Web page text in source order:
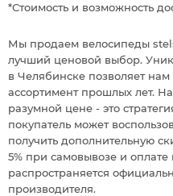
*Стоимость и возможность
Мы продаем велосипеды
лучший ценовой выбор.
в Челябинске позволяет
ассортимент прошлых лет.
разумной цене - это
покупатель может
получить дополнительную
5% при самовывозе и
распространяется
производителя.